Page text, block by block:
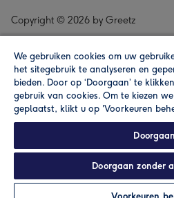
Copyright © 2026 by Greetz
Alle prijzen zijn inclusief btw en
We gebruiken cookies om uw
het sitegebruik te analyseren en
bieden. Door op ‘Doorgaan’ te
gebruik van cookies. Om te kiezen
geplaatst, klikt u op 'Voorkeuren
Doorgaan
Doorgaan zonder